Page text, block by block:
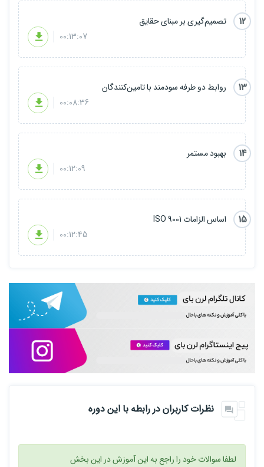
12
تصمیم‌گیری بر مبنای حقایق
00:13:07
13
روابط دو طرفه سودمند با تامین‌کنندگان
00:08:36
14
بهبود مستمر
00:12:09
15
اساس الزامات ISO 9001
00:12:45
نظرات کاربران در رابطه با این دوره
لطفا سوالات خود را راجع به این آموزش در این بخش